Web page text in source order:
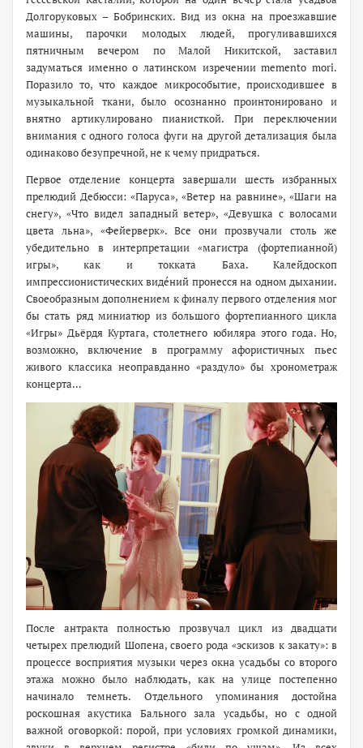
Долгоруковых – Бобринских. Вид из окна на проезжавшие
машины, парочки молодых людей, прогуливавшихся
пятничным вечером по Малой Никитской, заставил
задуматься именно о латинском изречении memento mori.
Поразило то, что каждое микрособытие, происходившее в
музыкальной ткани, было осознанно проинтонировано и
внятно артикулировано пианисткой. При переключении
внимания с одного голоса фуги на другой детализация была
одинаково безупречной, не к чему придраться.
Первое отделение концерта завершали шесть избранных
прелюдий Дебюсси: «Паруса», «Ветер на равнине», «Шаги на
снегу», «Что видел западный ветер», «Девушка с волосами
цвета льна», «Фейерверк». Все они прозвучали столь же
убедительно в интерпретации «магистра (фортепианной)
игры», как и токката Баха. Калейдоскоп
импрессионистических видéний пронесся на одном дыхании.
Своеобразным дополнением к финалу первого отделения мог
бы стать ряд миниатюр из большого фортепианного цикла
«Игры» Дьёрдя Куртага, столетнего юбиляра этого года. Но,
возможно, включение в программу афористичных пьес
живого классика неоправданно «раздуло» бы хронометраж
концерта…
После антракта полностью прозвучал цикл из двадцати
четырех прелюдий Шопена, своего рода «эскизов к закату»: в
процессе восприятия музыки через окна усадьбы со второго
этажа можно было наблюдать, как на улице постепенно
начинало темнеть. Отдельного упоминания достойна
роскошная акустика Бального зала усадьбы, но с одной
важной оговоркой: порой, при условиях громкой динамики,